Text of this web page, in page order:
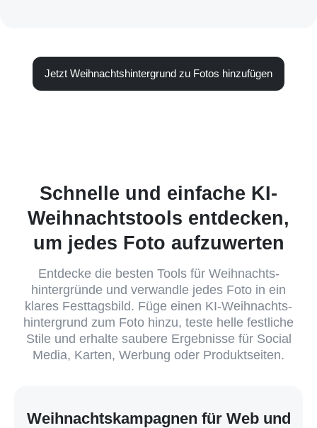
Jetzt Weihnachts­hintergrund zu Fotos hinzufügen
Schnelle und einfache KI-
Weihnachtstools entdecken,
um jedes Foto aufzuwerten
Entdecke die besten Tools für Weihnachts­
hintergründe und verwandle jedes Foto in ein
klares Festtagsbild. Füge einen KI-Weihnachts­
hintergrund zum Foto hinzu, teste helle festliche
Stile und erhalte saubere Ergebnisse für Social
Media, Karten, Werbung oder Produktseiten.
Weihnachtskampagnen für Web und